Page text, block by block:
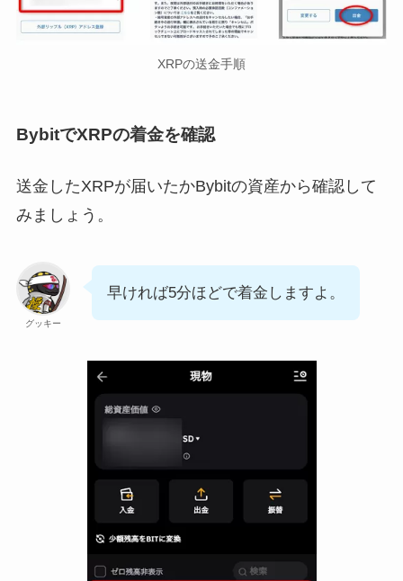
XRPの送金手順
BybitでXRPの着金を確認
送金したXRPが届いたかBybitの資産から確認して
みましょう。
グッキー
早ければ5分ほどで着金しますよ。